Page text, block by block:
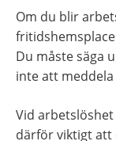
Om du blir
Du måste säga
inte att
Vid
därför viktigt att